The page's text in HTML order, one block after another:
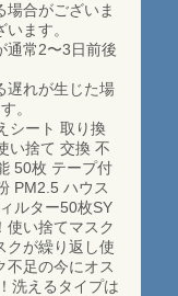
場合がございま
ます。
通常2〜3日前後
遅れが生じた場
。
シート 取り換
い捨て 交換 不
50枚 テープ付
PM2.5 ハウス
ルター50枚SY
使い捨てマスク
クが繰り返し使
不足の今にオス
洗えるタイプは